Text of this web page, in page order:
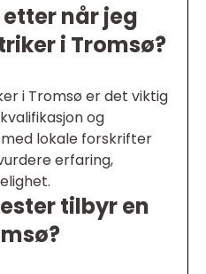
etter når jeg
i Tromsø?
i Tromsø er det viktig
og
lokale forskrifter
erfaring,
tilbyr en